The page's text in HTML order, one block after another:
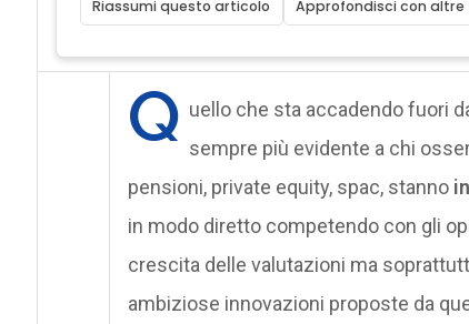
Riassumi questo articolo Approfondisci con altre
Q uello che sta accadendo fuori
sempre più evidente a chi
pensioni, private equity, spac, stanno
in modo diretto competendo con gli
crescita delle valutazioni ma
ambiziose innovazioni proposte da